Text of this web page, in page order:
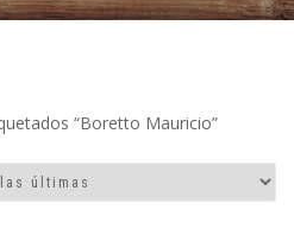
“Boretto Mauricio”